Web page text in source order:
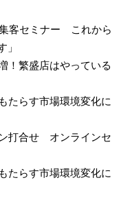
客セミナー これから
」
！繁盛店はやっている
たらす市場環境変化に
打合せ オンラインセ
たらす市場環境変化に